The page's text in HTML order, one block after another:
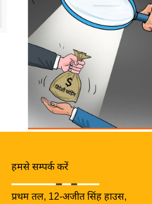
हमसे सम्पर्क करें
प्रथम तल, 12-अजीत सिंह हाउस,